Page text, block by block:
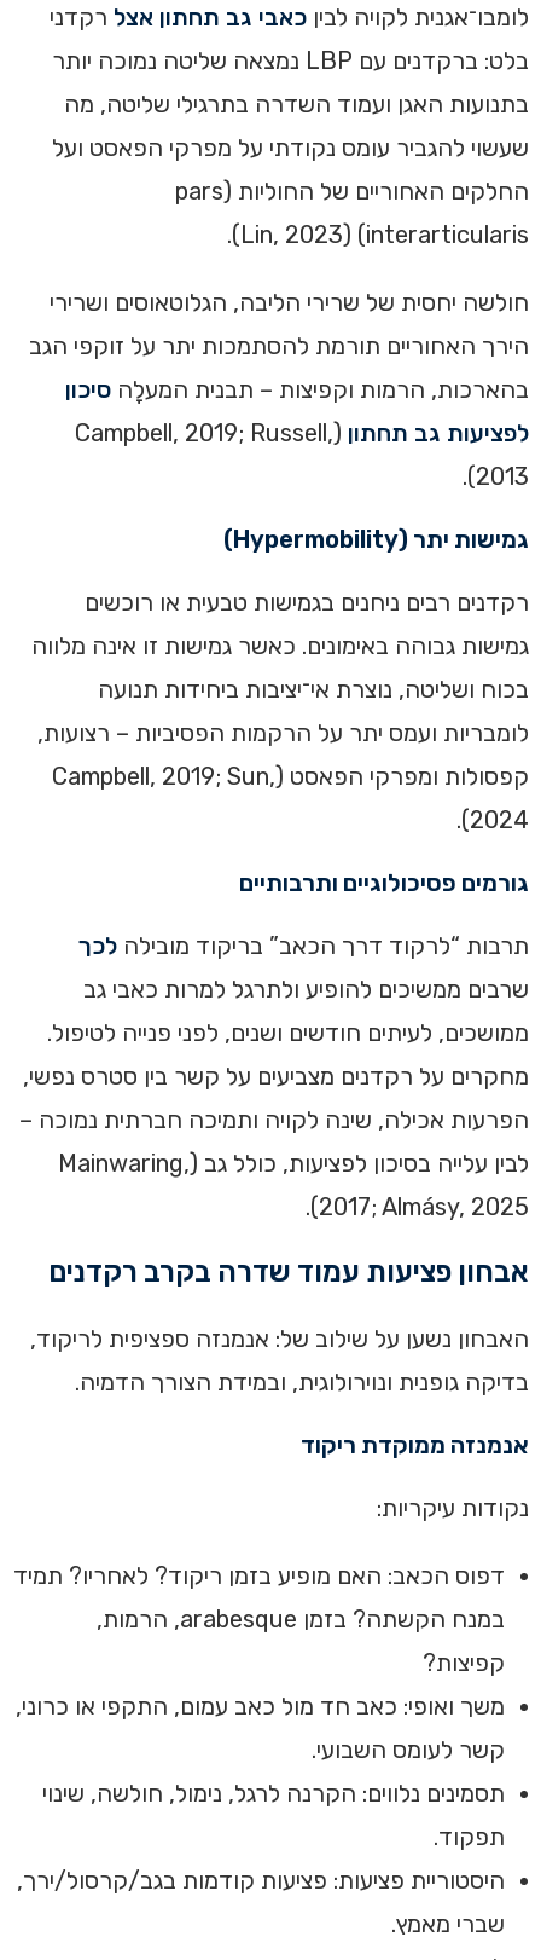
לומבו־אגנית לקויה לבין כאבי גב תחתון אצל רקדני
בלט: ברקדנים עם LBP נמצאה שליטה נמוכה יותר
בתנועות האגן ועמוד השדרה בתרגילי שליטה, מה
שעשוי להגביר עומס נקודתי על מפרקי הפאסט ועל
החלקים האחוריים של החוליות (pars
interarticularis) (Lin, 2023).
חולשה יחסית של שרירי הליבה, הגלוטאוסים ושרירי
הירך האחוריים תורמת להסתמכות יתר על זוקפי הגב
בהארכות, הרמות וקפיצות – תבנית המעלָה סיכון
לפציעות גב תחתון (Campbell, 2019; Russell,
2013).
גמישות יתר (Hypermobility)
רקדנים רבים ניחנים בגמישות טבעית או רוכשים
גמישות גבוהה באימונים. כאשר גמישות זו אינה מלווה
בכוח ושליטה, נוצרת אי־יציבות ביחידות תנועה
לומבריות ועמס יתר על הרקמות הפסיביות – רצועות,
קפסולות ומפרקי הפאסט (Campbell, 2019; Sun,
2024).
גורמים פסיכולוגיים ותרבותיים
תרבות “לרקוד דרך הכאב” בריקוד מובילה לכך
שרבים ממשיכים להופיע ולתרגל למרות כאבי גב
ממושכים, לעיתים חודשים ושנים, לפני פנייה לטיפול.
מחקרים על רקדנים מצביעים על קשר בין סטרס נפשי,
הפרעות אכילה, שינה לקויה ותמיכה חברתית נמוכה –
לבין עלייה בסיכון לפציעות, כולל גב (Mainwaring,
2017; Almásy, 2025).
אבחון פציעות עמוד שדרה בקרב רקדנים
האבחון נשען על שילוב של: אנמנזה ספציפית לריקוד,
בדיקה גופנית ונוירולוגית, ובמידת הצורך הדמיה.
אנמנזה ממוקדת ריקוד
נקודות עיקריות:
דפוס הכאב: האם מופיע בזמן ריקוד? לאחריו? תמיד
במנח הקשתה? בזמן arabesque, הרמות,
קפיצות?
משך ואופי: כאב חד מול כאב עמום, התקפי או כרוני,
קשר לעומס השבועי.
תסמינים נלווים: הקרנה לרגל, נימול, חולשה, שינוי
תפקוד.
היסטוריית פציעות: פציעות קודמות בגב/קרסול/ירך,
שברי מאמץ.